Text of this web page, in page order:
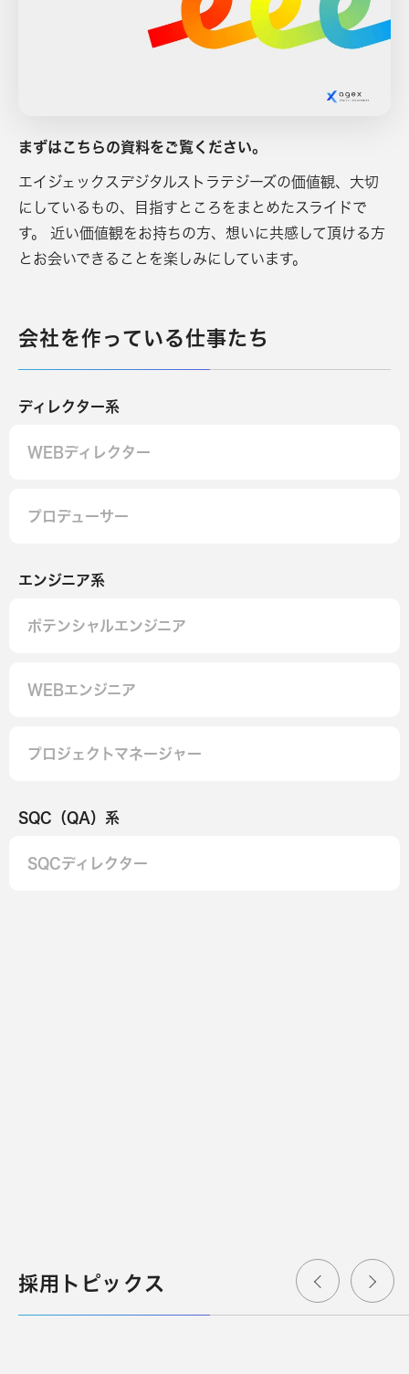
まずはこちらの資料をご覧ください。
エイジェックスデジタルストラテジーズの価値観、大切
にしているもの、目指すところをまとめたスライドで
す。
近い価値観をお持ちの方、想いに共感して頂ける方
とお会いできることを楽しみにしています。
会社を作っている仕事たち
ディレクター系
WEBディレクター
プロデューサー
エンジニア系
ポテンシャルエンジニア
WEBエンジニア
プロジェクトマネージャー
SQC（QA）系
SQCディレクター
採用トピックス